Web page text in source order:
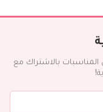
بالاشتراك مع